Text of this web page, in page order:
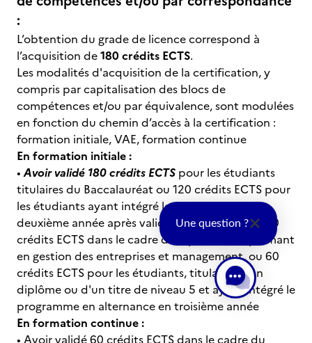
:
L’obtention du grade de licence correspond à
l’acquisition de180 crédits ECTS.
Les modalités d'acquisition de la certification, y
compris par capitalisation des blocs de
compétences et/ou par équivalence, sont modulées
en fonction du chemin d’accès à la certification :
formation initiale, VAE, formation continue
En formation initiale :
• Avoir validé 180 crédits ECTS pour les étudiants
titulaires du Baccalauréat ou 120 crédits ECTS pour
les étudiants ayant intégré le programme en
deuxième année après validation préalable de 60
crédits ECTS dans le cadre d'un parcours diplômant
en gestion des entreprises et management, ou 60
crédits ECTS pour les étudiants, titulaires d'un
diplôme ou d'un titre de niveau 5 et ayant intégré le
programme en alternance en troisième année
En formation continue :
• Avoir validé 60 crédits ECTS dans le cadre du
Une question ?